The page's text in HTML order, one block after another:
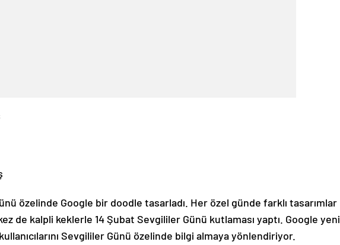
özelinde Google bir doodle tasarladı. Her özel günde farklı tasarımlar
de kalpli keklerle 14 Şubat Sevgililer Günü kutlaması yaptı. Google yeni
Sevgililer Günü özelinde bilgi almaya yönlendiriyor.